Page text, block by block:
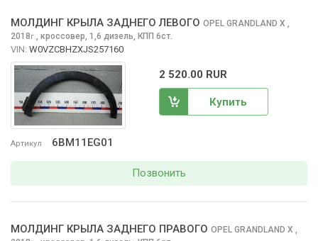
Артикул 6BM11EG01
МОЛДИНГ КРЫЛА ЗАДНЕГО ЛЕВОГО OPEL GRANDLAND X ,
2018г., кроссовер, 1,6 дизель, КПП 6ст.
VIN: W0VZCBHZXJS257160
2 520.00 RUR
Купить
Позвонить
МОЛДИНГ КРЫЛА ЗАДНЕГО ПРАВОГО OPEL GRANDLAND X ,